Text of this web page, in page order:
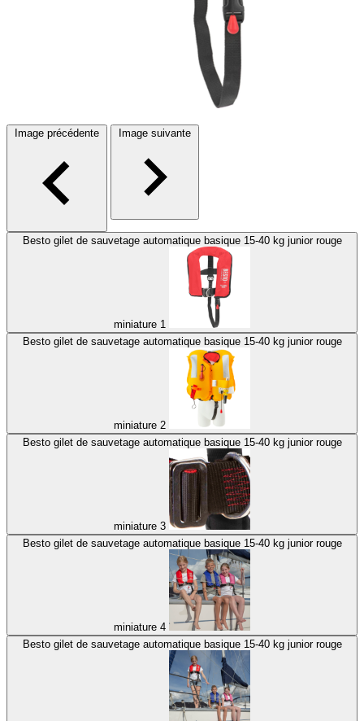
Image précédente Image suivante
Besto gilet de sauvetage automatique basique 15-40 kg junior rouge
miniature 1
Besto gilet de sauvetage automatique basique 15-40 kg junior rouge
miniature 2
Besto gilet de sauvetage automatique basique 15-40 kg junior rouge
miniature 3
Besto gilet de sauvetage automatique basique 15-40 kg junior rouge
miniature 4
Besto gilet de sauvetage automatique basique 15-40 kg junior rouge